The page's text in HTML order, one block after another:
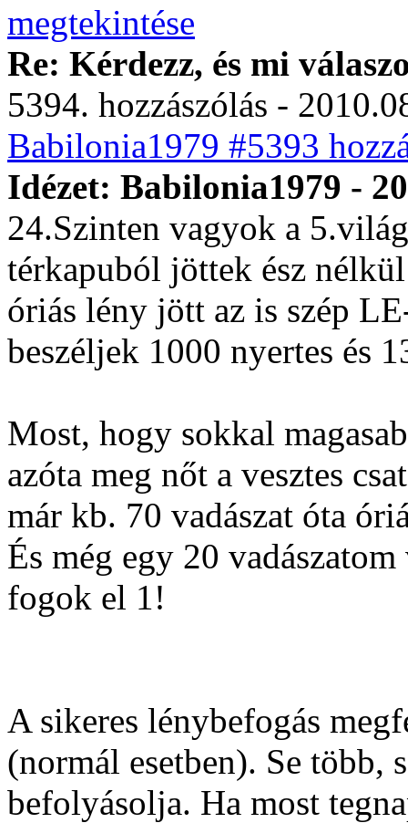
Re: Kérdezz, és mi
5394. hozzászólás -
Babilonia1979 #5393
Idézet: Babilonia1979 -
24.Szinten vagyok a
térkapuból jöttek ész
óriás lény jött az is szép
beszéljek 1000 nyertes és
Most, hogy sokkal
azóta meg nőt a vesztes
már kb. 70 vadászat óta
És még egy 20
fogok el 1!
A sikeres lénybefogás
(normál esetben). Se több,
befolyásolja. Ha most